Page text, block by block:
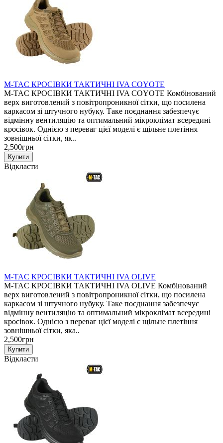
M-TAC КРОСІВКИ ТАКТИЧНІ IVA COYOTE
M-TAC КРОСІВКИ ТАКТИЧНІ IVA COYOTE Комбінований
верх виготовлений з повітропроникної сітки, що посилена
каркасом зі штучного нубуку. Таке поєднання забезпечує
відмінну вентиляцію та оптимальний мікроклімат всередині
кросівок. Однією з переваг цієї моделі є щільне плетіння
зовнішньої сітки, як..
2,500грн
Відкласти
M-TAC КРОСІВКИ ТАКТИЧНІ IVA OLIVE
M-TAC КРОСІВКИ ТАКТИЧНІ IVA OLIVE Комбінований
верх виготовлений з повітропроникної сітки, що посилена
каркасом зі штучного нубуку. Таке поєднання забезпечує
відмінну вентиляцію та оптимальний мікроклімат всередині
кросівок. Однією з переваг цієї моделі є щільне плетіння
зовнішньої сітки, яка..
2,500грн
Відкласти